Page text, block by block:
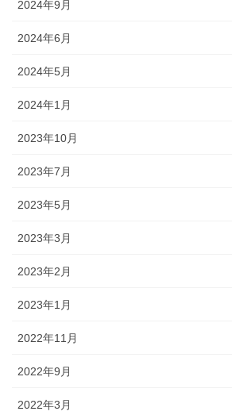
2024年9月
2024年6月
2024年5月
2024年1月
2023年10月
2023年7月
2023年5月
2023年3月
2023年2月
2023年1月
2022年11月
2022年9月
2022年3月